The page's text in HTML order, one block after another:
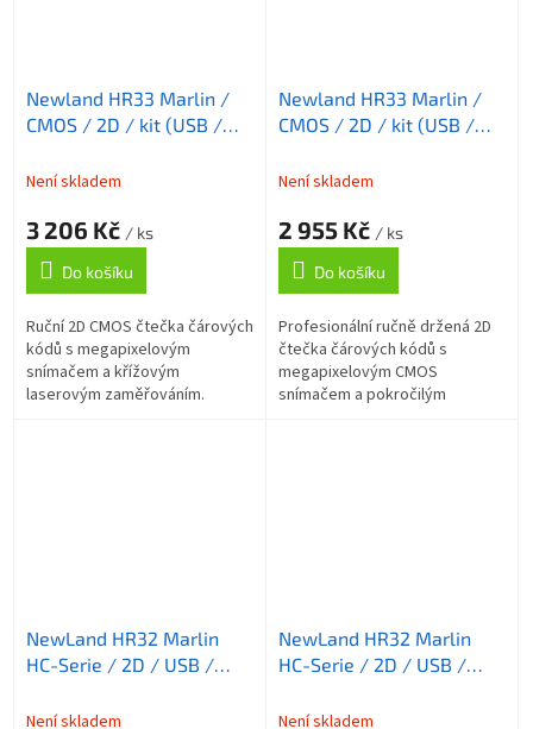
Newland HR33 Marlin /
CMOS / 2D / kit (USB /
Není skladem
3 206 Kč / ks
Do košíku
Ruční 2D CMOS čtečka čárových
kódů s megapixelovým
snímačem a křížovým
laserovým zaměřováním.
Newland HR33 Marlin /
CMOS / 2D / kit (USB /
Není skladem
2 955 Kč / ks
Do košíku
Profesionální ručně držená 2D
čtečka čárových kódů s
megapixelovým CMOS
snímačem a pokročilým
NewLand HR32 Marlin
HC-Serie / 2D / USB /
Není skladem
NewLand HR32 Marlin
HC-Serie / 2D / USB /
Není skladem